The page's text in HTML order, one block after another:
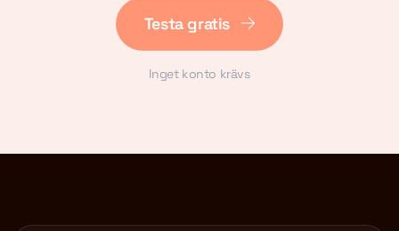
Testa gratis
Inget konto krävs